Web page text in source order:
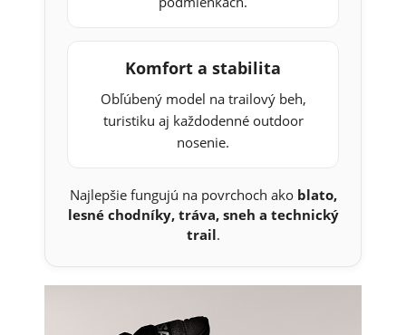
Komfort a stabilita
Obľúbený model na trailový beh,
turistiku aj každodenné outdoor
nosenie.
Najlepšie fungujú na povrchoch ako blato,
lesné chodníky, tráva, sneh a technický
trail.